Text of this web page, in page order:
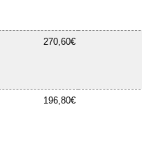
270,60€
196,80€